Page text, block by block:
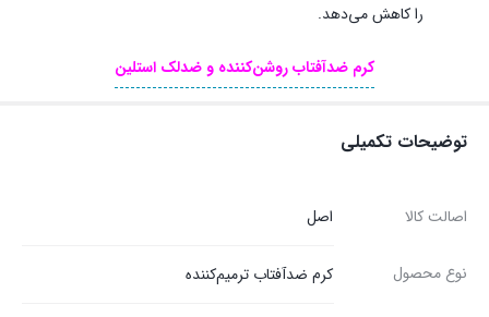
را کاهش می‌دهد.
کرم ضدآفتاب روشن‌کننده و ضدلک استلین
توضیحات تکمیلی
اصالت کالا اصل
نوع محصول کرم ضدآفتاب ترمیم‌کننده